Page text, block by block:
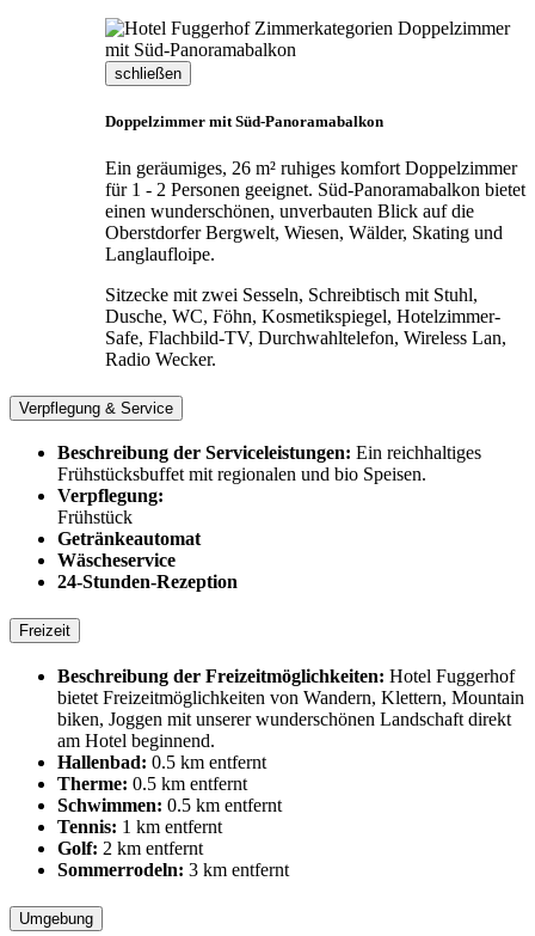
schließen
Doppelzimmer mit Süd-Panoramabalkon
Ein geräumiges, 26 m² ruhiges komfort Doppelzimmer
für 1 - 2 Personen geeignet. Süd-Panoramabalkon bietet
einen wunderschönen, unverbauten Blick auf die
Oberstdorfer Bergwelt, Wiesen, Wälder, Skating und
Langlaufloipe.
Sitzecke mit zwei Sesseln, Schreibtisch mit Stuhl,
Dusche, WC, Föhn, Kosmetikspiegel, Hotelzimmer-
Safe, Flachbild-TV, Durchwahltelefon, Wireless Lan,
Radio Wecker.
Verpflegung & Service
Beschreibung der Serviceleistungen: Ein reichhaltiges
Frühstücksbuffet mit regionalen und bio Speisen.
Verpflegung:
Frühstück
Getränkeautomat
Wäscheservice
24-Stunden-Rezeption
Freizeit
Beschreibung der Freizeitmöglichkeiten: Hotel Fuggerhof
bietet Freizeitmöglichkeiten von Wandern, Klettern, Mountain
biken, Joggen mit unserer wunderschönen Landschaft direkt
am Hotel beginnend.
Hallenbad: 0.5 km entfernt
Therme: 0.5 km entfernt
Schwimmen: 0.5 km entfernt
Tennis: 1 km entfernt
Golf: 2 km entfernt
Sommerrodeln: 3 km entfernt
Umgebung